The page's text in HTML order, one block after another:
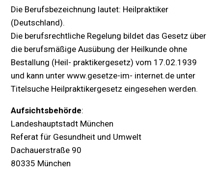
Die Berufsbezeichnung lautet: Heilpraktiker
(Deutschland).
Die berufsrechtliche Regelung bildet das Gesetz über
die berufsmäßige Ausübung der Heilkunde ohne
Bestallung (Heil- praktikergesetz) vom 17.02.1939
und kann unter www.gesetze-im- internet.de unter
Titelsuche Heilpraktikergesetz eingesehen werden.
Aufsichtsbehörde:
Landeshauptstadt München
Referat für Gesundheit und Umwelt
Dachauerstraße 90
80335 München